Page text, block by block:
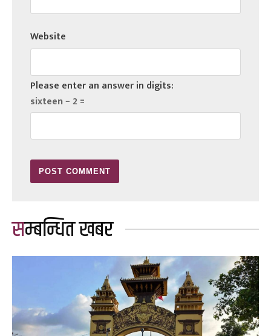
Website
Please enter an answer in digits:
sixteen − 2 =
सम्बन्धित खबर